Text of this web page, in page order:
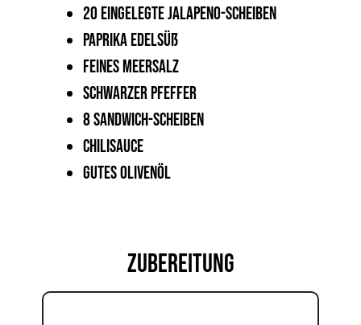
20 eingelegte Jalapeno-Scheiben
Paprika edelsüß
Feines Meersalz
Schwarzer Pfeffer
8 Sandwich-Scheiben
Chilisauce
Gutes Olivenöl
ZUBEREITUNG